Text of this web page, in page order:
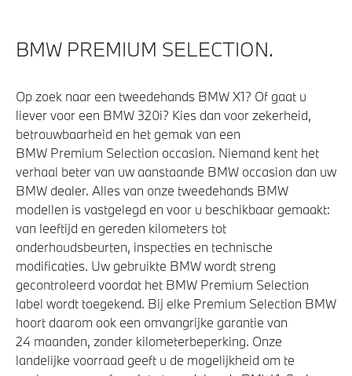
Comfort Access
High-beam assistant
Cruise control
Parkeer assistent
Parking assistant plus
Regensensor
Achteruitrijcamera
Driving Assistant Professional
Automatisch dimmende binnen- en buitenspiegel
bestuurderzijde
Aandrijving en onderstel
BMW PREMIUM SELECTION.
Op zoek naar een tweedehands BMW X1? Of gaat u
liever voor een BMW 320i? Kies dan voor zekerheid,
betrouwbaarheid en het gemak van een
BMW Premium Selection occasion. Niemand kent het
verhaal beter van uw aanstaande BMW occasion dan uw
BMW dealer. Alles van onze tweedehands BMW
modellen is vastgelegd en voor u beschikbaar gemaakt:
van leeftijd en gereden kilometers tot
onderhoudsbeurten, inspecties en technische
modificaties. Uw gebruikte BMW wordt streng
gecontroleerd voordat het BMW Premium Selection
label wordt toegekend. Bij elke Premium Selection BMW
hoort daarom ook een omvangrijke garantie van
24 maanden, zonder kilometerbeperking. Onze
landelijke voorraad geeft u de mogelijkheid om te